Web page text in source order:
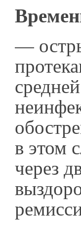
—
в этом
через